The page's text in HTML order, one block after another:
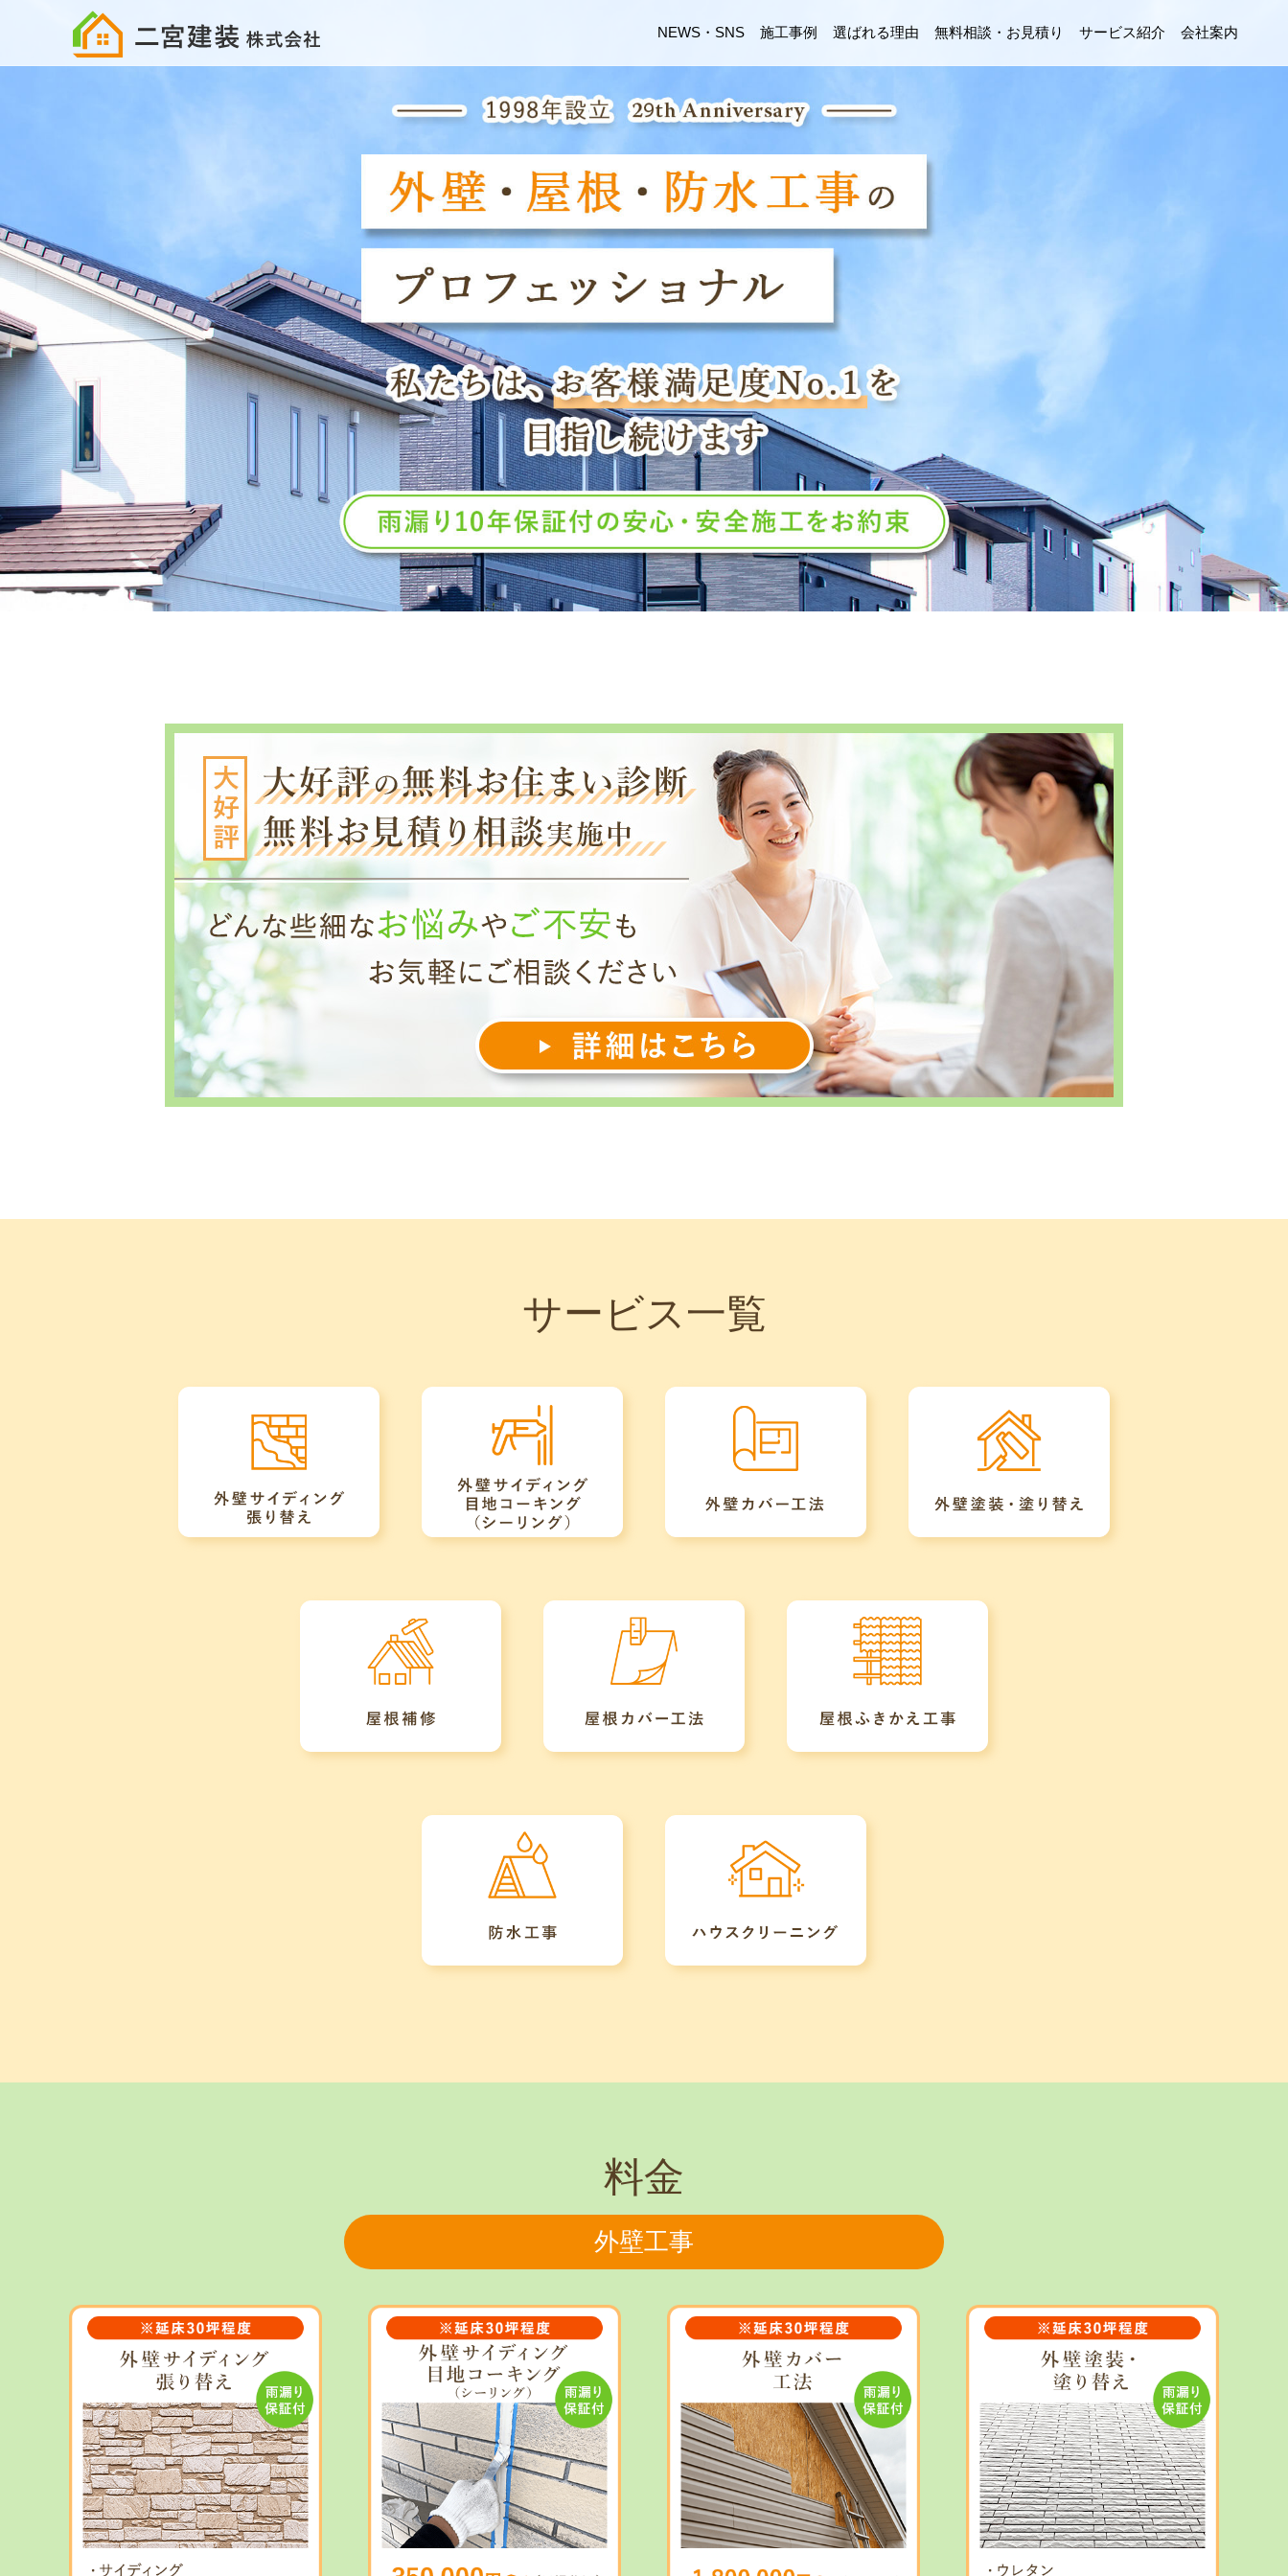
NEWS・SNS 施工事例 選ばれる理由 無料相談・お見積り サービス紹介 会社案内
サービス一覧
料金
外壁工事